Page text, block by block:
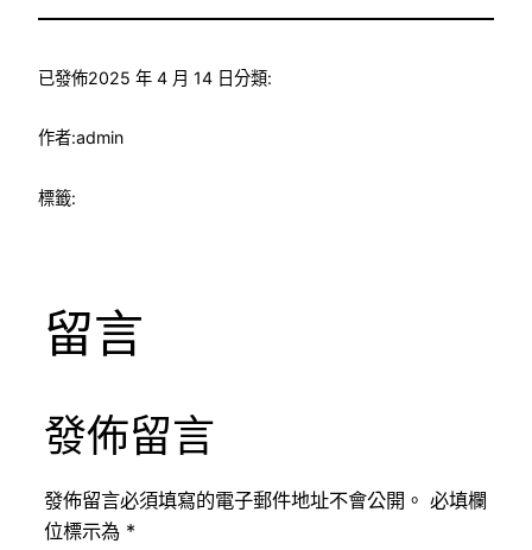
已發佈2025 年 4 月 14 日分類:
作者:admin
標籤:
留言
發佈留言
發佈留言必須填寫的電子郵件地址不會公開。 必填欄
位標示為 *